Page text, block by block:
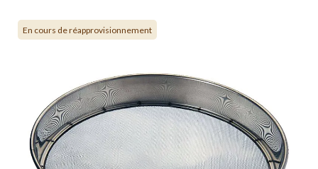
En cours de réapprovisionnement